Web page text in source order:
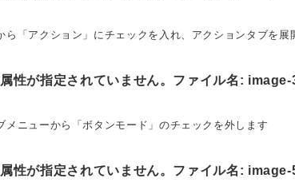
ら「アクション」にチェックを入れ、アクションタブを展
メニューから「ボタンモード」のチェックを外します